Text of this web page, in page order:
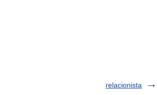
relacionista